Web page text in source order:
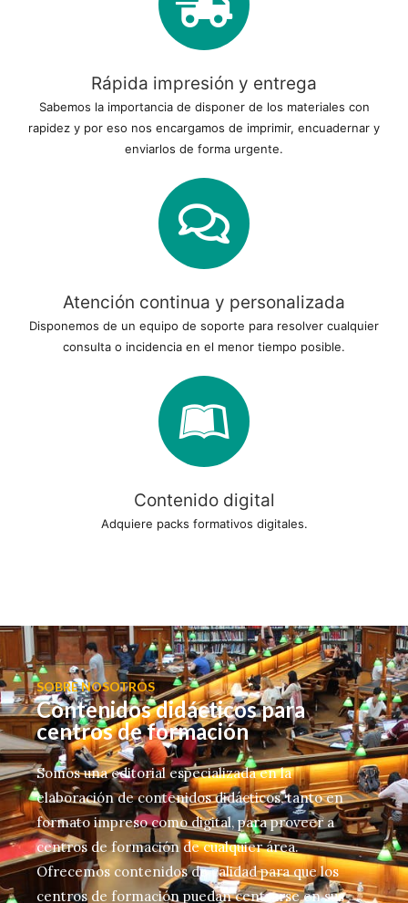
Rápida impresión y entrega
Sabemos la importancia de disponer de los materiales con
rapidez y por eso nos encargamos de imprimir, encuadernar y
enviarlos de forma urgente.
Atención continua y personalizada
Disponemos de un equipo de soporte para resolver cualquier
consulta o incidencia en el menor tiempo posible.
Contenido digital
Adquiere packs formativos digitales.
SOBRE NOSOTROS
Contenidos didácticos para
centros de formación
Somos una editorial especializada en la
elaboración de contenidos didácticos, tanto en
formato impreso como digital, para proveer a
centros de formación de cualquier área.
Ofrecemos contenidos de calidad para que los
centros de formación puedan centrarse en sus